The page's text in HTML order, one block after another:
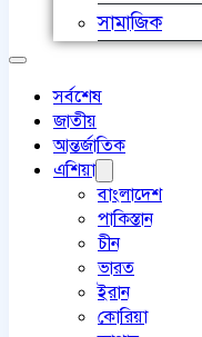
সামাজিক
সর্বশেষ
জাতীয়
আন্তর্জাতিক
এশিয়া
বাংলাদেশ
পাকিস্তান
চীন
ভারত
ইরান
কোরিয়া